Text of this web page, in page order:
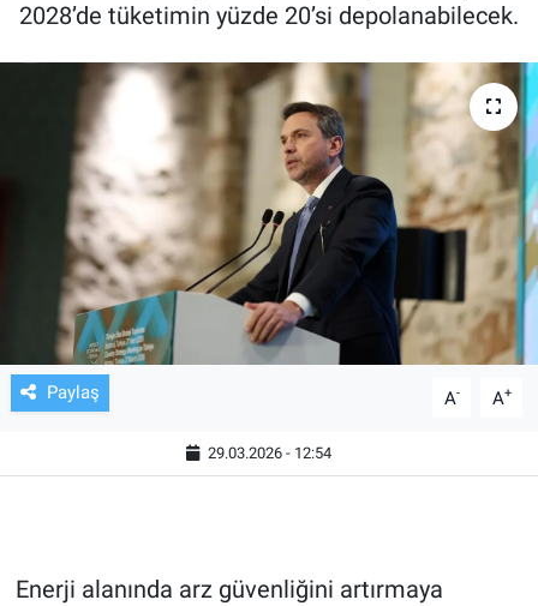
2028’de tüketimin yüzde 20’si depolanabilecek.
Paylaş A- A+
29.03.2026 - 12:54
Enerji alanında arz güvenliğini artırmaya
FUTBOL
ALT LIGLER
TV VE SİNEMA
BASKETBOL
SAĞLIK
GENEL
KÜLTÜR SANAT
EĞİTİM